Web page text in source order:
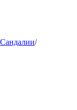
Сандалии/